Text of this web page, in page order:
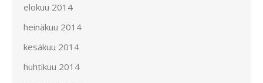
elokuu 2014
heinäkuu 2014
kesäkuu 2014
huhtikuu 2014